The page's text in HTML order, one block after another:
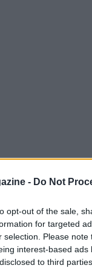
- Do Not
opt-out of the sale,
for targeted
selection. Please
interest-based
to third
Armani
giovedì
in